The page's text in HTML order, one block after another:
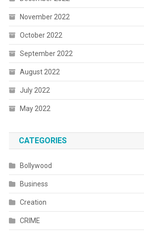
November 2022
October 2022
September 2022
August 2022
July 2022
May 2022
CATEGORIES
Bollywood
Business
Creation
CRIME